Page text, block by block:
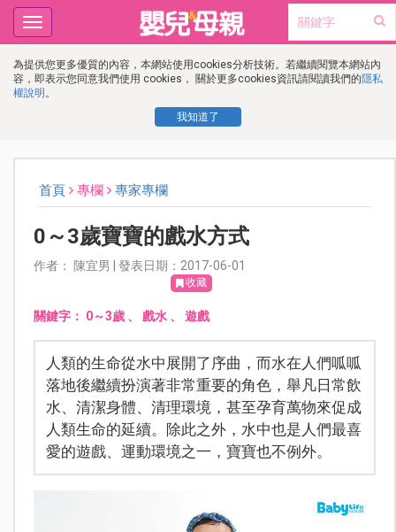
為提供您更多優質的內容，本網站使用cookies分析技術。若繼續閱覽本網站內
容，即表示您同意我們使用 cookies， 關於更多cookies資訊請閱讀我們的隱私
權說明 。
我知道了
Toggle
navigation
首頁 專欄 專家專欄
0～3歲寶寶的戲水方式
作者： 陳宜男 | 發表日期：2017-06-01
收藏
關鍵字： 0～3歲、 戲水、 遊戲
人類的生命從水中展開了序曲，而水在人們呱呱
落地後繼續扮演著非常重要的角色，舉凡日常飲
水、清潔身體、清理環境，甚至孕育萬物來促成
人類生命的延續。除此之外，水中也是人們最喜
愛的遊戲、運動環境之一，寶寶也不例外。